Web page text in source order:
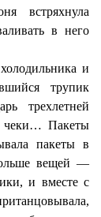
встряхнула
в него
и
трупик
трехлетней
чеки… Пакеты
пакеты в
вещей —
и вместе с